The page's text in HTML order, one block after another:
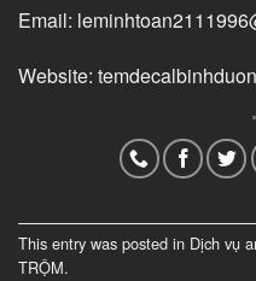
Email:
Website:
This entry was posted in Dịch vụ
TRỘM.